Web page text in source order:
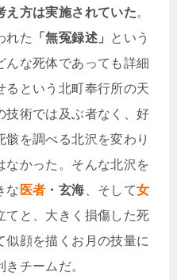
え方は実施されていた。
れた
「無冤録述」 という
んな死体であっても詳細
るという北町奉行所の天
技術では及ぶ者なく、好
を調べる北沢を変わり
なかった。そんな北沢を
な 医者 ・玄海 、そして女
てと、大きく損傷した死
顔を描くお月の技量に
チームだ。